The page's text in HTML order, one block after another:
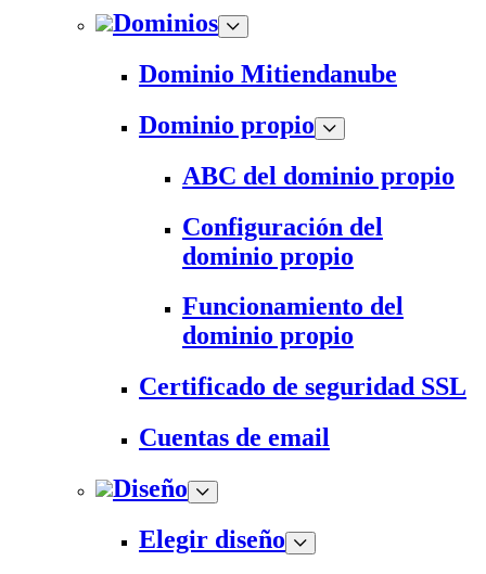
Dominios
Dominio Mitiendanube
Dominio propio
ABC del dominio propio
Configuración del
dominio propio
Funcionamiento del
dominio propio
Certificado de seguridad SSL
Cuentas de email
Diseño
Elegir diseño